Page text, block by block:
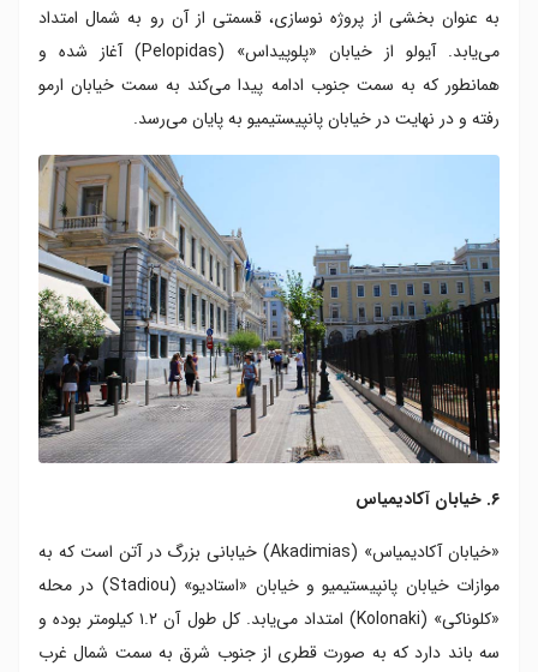
به عنوان بخشی از پروژه نوسازی، قسمتی از آن رو به شمال امتداد
می‌یابد. آیولو از خیابان «پلوپیداس» (Pelopidas) آغاز شده و
همانطور که به سمت جنوب ادامه پیدا می‌کند به سمت خیابان ارمو
رفته و در نهایت در خیابان پانپیستیمیو به پایان می‌رسد.
۶. خیابان آکادیمیاس
«خیابان آکادیمیاس» (Akadimias) خیابانی بزرگ در آتن است که به
موازات خیابان پانپیستیمیو و خیابان «استادیو» (Stadiou) در محله
«کلوناکی» (Kolonaki) امتداد می‌یابد. کل طول آن ۱.۲ کیلومتر بوده و
سه باند دارد که به صورت قطری از جنوب شرق به سمت شمال غرب